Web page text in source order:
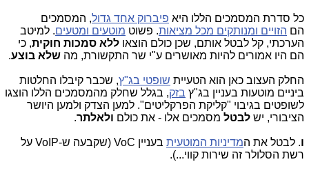
כל סדרת המסמכים הללו היא פיברוק אחד גדול, המסמכים
הם הזויים ומנותקים מכל מציאות. פשוט מוטעים ומטעים. למיטב
הערכתי, קל לבטל אותם, שכן כולם הוצאו ללא סמכות חוקית, כי
הם היו אמורים להיות מאושרים ע"י שר התקשורת, מה שלא בוצע.
החלק העצוב כאן הוא הטעיית שופטי בג"ץ, שכבר קיבלו החלטות
ביניים מוטעות בעניין בג"ץ בזק, בגלל שחלק מהמסמכים הללו הוצגו
לשופטים בגיבוי "קליקת הפרקליטים". למען הצדק ולמען היושר
הציבורי, יש לבטל מסמכים אלו - את כולם ולאלתר.
ו. לבטל את המדיניות המוטעית
בעניין VoC (שקבעה ש-VoIP על
רשת הסלולר זה שירות קווי...).